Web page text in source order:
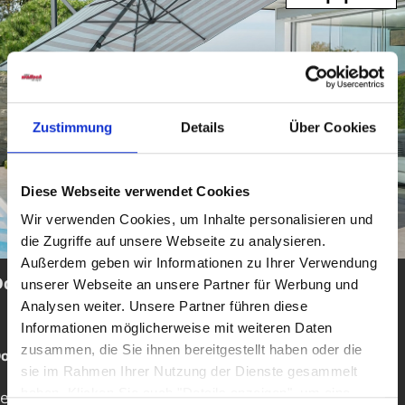
Zustimmung Details Über Cookies
Diese Webseite verwendet Cookies
Wir verwenden Cookies, um Inhalte personalisieren und
die Zugriffe auf unsere Webseite zu analysieren.
Außerdem geben wir Informationen zu Ihrer Verwendung
unserer Webseite an unsere Partner für Werbung und
Analysen weiter. Unsere Partner führen diese
Informationen möglicherweise mit weiteren Daten
zusammen, die Sie ihnen bereitgestellt haben oder die
sie im Rahmen Ihrer Nutzung der Dienste gesammelt
- Qualitätsschirme seit Generationen
über70 Jahrensteht Doppler für hochwertige